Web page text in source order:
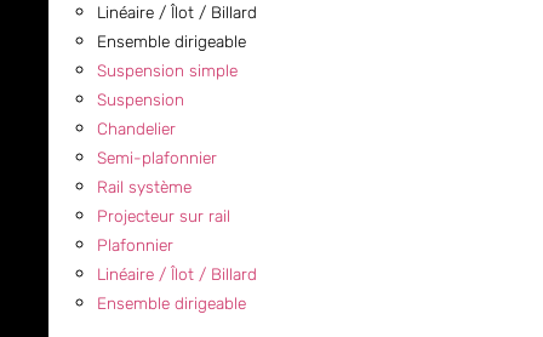
Linéaire / Îlot / Billard
Ensemble dirigeable
Suspension simple
Suspension
Chandelier
Semi-plafonnier
Rail système
Projecteur sur rail
Plafonnier
Linéaire / Îlot / Billard
Ensemble dirigeable